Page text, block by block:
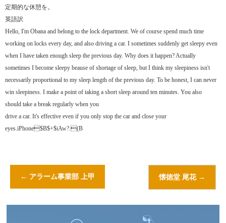
定期的な休憩を。
英語訳
Hello, I'm Obana and belong to the lock department. We of course spend much time
working on locks every day, and also driving a car. I sometimes suddenly get sleepy even
when I have taken enough sleep the previous day. Why does it happen? Actually
sometimes I become sleepy beause of shortage of sleep, but I think my sleepiness isn't
necessarily proportional to my sleep length of the previous day. To be honest, I can never
win sleepiness. I make a point of taking a short sleep around ten minutes. You also
should take a break regularly when you
drive a car. It's effective even if you only stop the car and close your
eyes.iPhone$B$+$iAw?.(B
← アラーム事業部 上甲 懐徳堂 尾花 →